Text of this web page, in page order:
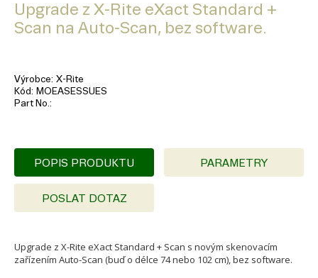
Upgrade z X-Rite eXact Standard +
Scan na Auto-Scan, bez software.
Výrobce X-Rite
Kód
MOEASESSUES
Part No.
POPIS PRODUKTU PARAMETRY
POSLAT DOTAZ
Upgrade z X-Rite eXact Standard + Scan s novým skenovacím
zařízením Auto-Scan (buď o délce 74 nebo 102 cm), bez software.